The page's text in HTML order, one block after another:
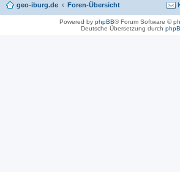
geo-iburg.de Foren-Übersicht
Powered by phpBB® Forum Software ©
Deutsche Übersetzung durch